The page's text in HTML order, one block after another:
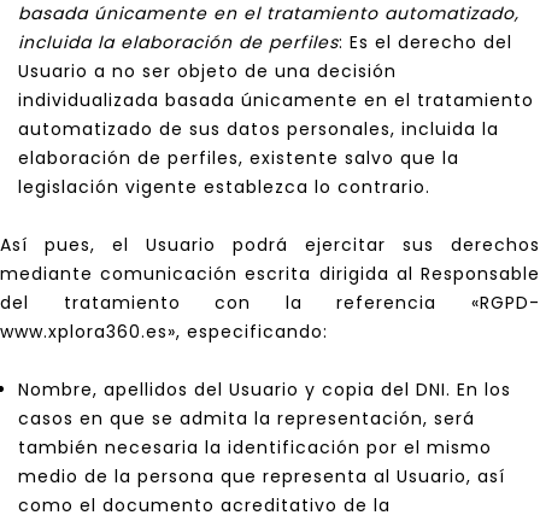
basada únicamente en el tratamiento automatizado,
incluida la elaboración de perfiles: Es el derecho del
Usuario a no ser objeto de una decisión
individualizada basada únicamente en el tratamiento
automatizado de sus datos personales, incluida la
elaboración de perfiles, existente salvo que la
legislación vigente establezca lo contrario.
Así pues, el Usuario podrá ejercitar sus derechos
mediante comunicación escrita dirigida al Responsable
del tratamiento con la referencia «RGPD-
www.xplora360.es», especificando:
Nombre, apellidos del Usuario y copia del DNI. En los
casos en que se admita la representación, será
también necesaria la identificación por el mismo
medio de la persona que representa al Usuario, así
como el documento acreditativo de la